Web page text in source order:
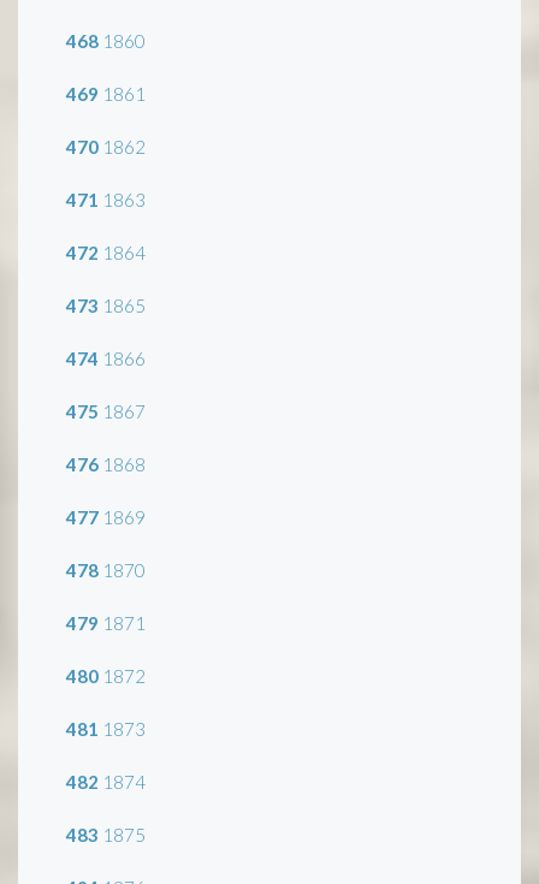
468 1860
469 1861
470 1862
471 1863
472 1864
473 1865
474 1866
475 1867
476 1868
477 1869
478 1870
479 1871
480 1872
481 1873
482 1874
483 1875